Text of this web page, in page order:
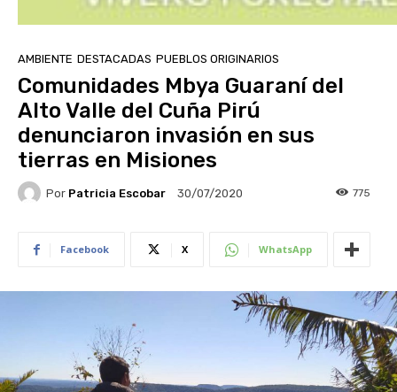
AMBIENTE DESTACADAS PUEBLOS ORIGINARIOS
Comunidades Mbya Guaraní del
Alto Valle del Cuña Pirú
denunciaron invasión en sus
tierras en Misiones
Por Patricia Escobar 30/07/2020 775
Facebook X WhatsApp